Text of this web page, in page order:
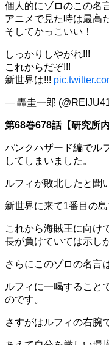
個人的にゾロのこの名
アニメで見た時は最高
そしてかっこいい！
しっかりしやがれ!!!
これからだぞ!!!
新世界は!!!
— 轟圭一郎
第68巻678話【研究所
パンクハザード編でル
してしまいました。
ルフィが敗北したと聞
新世界に来て1番目の
これから海賊王に向け
長が負けていては示し
さらにこのゾロの名言
ルフィに一喝すること
のです。
さすがはルフィの右腕